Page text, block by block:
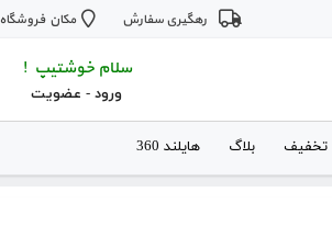
رهگیری سفارش مکان فروشگاه
سلام خوشتیپ !
ورود - عضویت
تخفیف بلاگ هایلند 360